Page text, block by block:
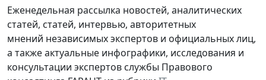
Еженедельная рассылка новостей, аналитических
статей, статей, интервью, авторитетных
мнений независимых экспертов и официальных лиц,
а также актуальные инфографики, исследования и
консультации экспертов службы Правового